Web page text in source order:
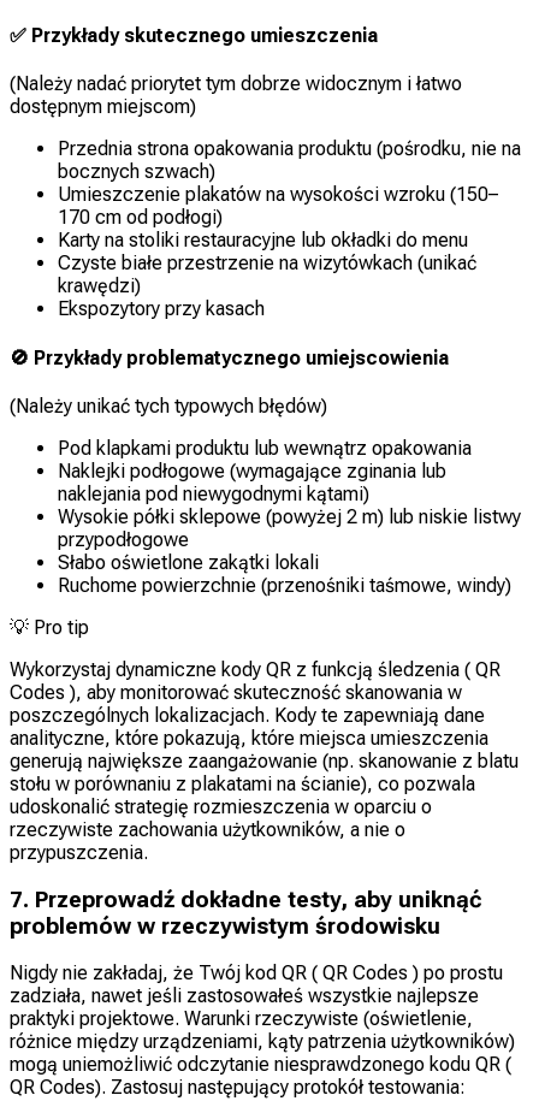
✅ Przykłady skutecznego umieszczenia
(Należy nadać priorytet tym dobrze widocznym i łatwo
dostępnym miejscom)
Przednia strona opakowania produktu (pośrodku, nie na
bocznych szwach)
Umieszczenie plakatów na wysokości wzroku (150–
170 cm od podłogi)
Karty na stoliki restauracyjne lub okładki do menu
Czyste białe przestrzenie na wizytówkach (unikać
krawędzi)
Ekspozytory przy kasach
🚫 Przykłady problematycznego umiejscowienia
(Należy unikać tych typowych błędów)
Pod klapkami produktu lub wewnątrz opakowania
Naklejki podłogowe (wymagające zginania lub
naklejania pod niewygodnymi kątami)
Wysokie półki sklepowe (powyżej 2 m) lub niskie listwy
przypodłogowe
Słabo oświetlone zakątki lokali
Ruchome powierzchnie (przenośniki taśmowe, windy)
💡 Pro tip
Wykorzystaj dynamiczne kody QR z funkcją śledzenia ( QR
Codes ), aby monitorować skuteczność skanowania w
poszczególnych lokalizacjach. Kody te zapewniają dane
analityczne, które pokazują, które miejsca umieszczenia
generują największe zaangażowanie (np. skanowanie z blatu
stołu w porównaniu z plakatami na ścianie), co pozwala
udoskonalić strategię rozmieszczenia w oparciu o
rzeczywiste zachowania użytkowników, a nie o
przypuszczenia.
7. Przeprowadź dokładne testy, aby uniknąć
problemów w rzeczywistym środowisku
Nigdy nie zakładaj, że Twój kod QR ( QR Codes ) po prostu
zadziała, nawet jeśli zastosowałeś wszystkie najlepsze
praktyki projektowe. Warunki rzeczywiste (oświetlenie,
różnice między urządzeniami, kąty patrzenia użytkowników)
mogą uniemożliwić odczytanie niesprawdzonego kodu QR (
QR Codes). Zastosuj następujący protokół testowania: